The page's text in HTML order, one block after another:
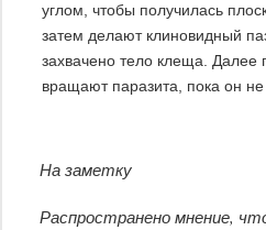
углом, чтобы получилась
затем делают клиновидный
захвачено тело клеща. Далее
вращают паразита, пока он не
На заметку
Распространено мнение,